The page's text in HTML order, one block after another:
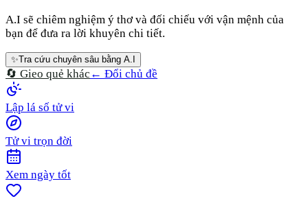
A.I sẽ chiêm nghiệm ý thơ và đối chiếu với vận mệnh của
bạn để đưa ra lời khuyên chi tiết.
✨Tra cứu chuyên sâu bằng A.I
🔄 Gieo quẻ khác ← Đổi chủ đề
Lập lá số tử vi
Tử vi trọn đời
Xem ngày tốt